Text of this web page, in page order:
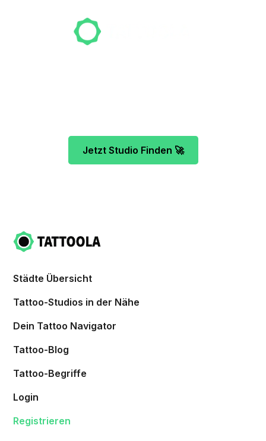
Jetzt Studio Finden 🚀
Städte Übersicht
Tattoo-Studios in der Nähe
Dein Tattoo Navigator
Tattoo-Blog
Tattoo-Begriffe
Login
Registrieren